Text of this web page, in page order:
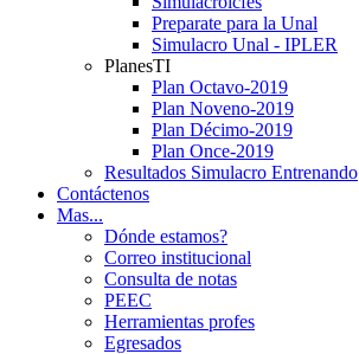
Preparate para la Unal
Simulacro Unal - IPLER
PlanesTI
Plan Octavo-2019
Plan Noveno-2019
Plan Décimo-2019
Plan Once-2019
Resultados Simulacro Entrenando
Contáctenos
Mas...
Dónde estamos?
Correo institucional
Consulta de notas
PEEC
Herramientas profes
Egresados